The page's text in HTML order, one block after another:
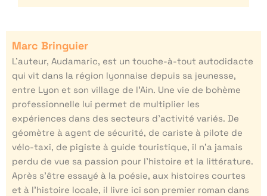
Marc Bringuier
L’auteur, Audamaric, est un touche-à-tout autodidacte
qui vit dans la région lyonnaise depuis sa jeunesse,
entre Lyon et son village de l’Ain. Une vie de bohème
professionnelle lui permet de multiplier les
expériences dans des secteurs d’activité variés. De
géomètre à agent de sécurité, de cariste à pilote de
vélo-taxi, de pigiste à guide touristique, il n’a jamais
perdu de vue sa passion pour l’histoire et la littérature.
Après s’être essayé à la poésie, aux histoires courtes
et à l’histoire locale, il livre ici son premier roman dans